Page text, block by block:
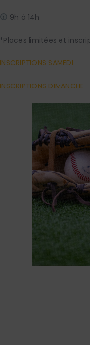
9h à 14h
*Places limitées et
INSCRIPTIONS SAMEDI
INSCRIPTIONS DIMANCHE